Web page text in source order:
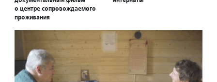
о центре сопровождаемого
проживания